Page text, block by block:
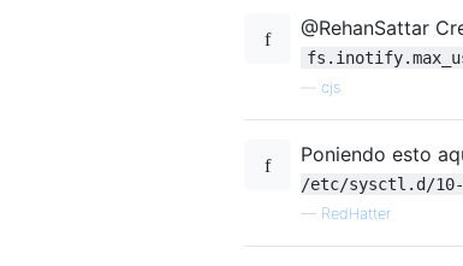
@RehanSattar
cjs
Poniendo esto
/etc/sysctl.d/10-
— RedHatter